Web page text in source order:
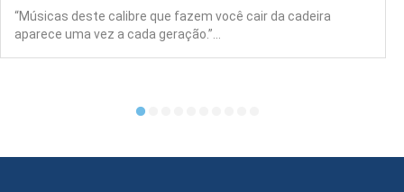
“Músicas deste calibre que fazem você cair da cadeira
aparece uma vez a cada geração.”…